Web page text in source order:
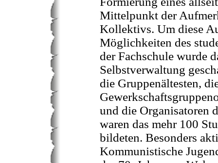
Mittelpunkt der
Kollektivs. Um diese
Möglichkeiten des
der Fachschule wurde
Selbstverwaltung
die Gruppenältesten,
und die Organisatoren
waren das mehr 100
bildeten. Besonders
Kommunistische